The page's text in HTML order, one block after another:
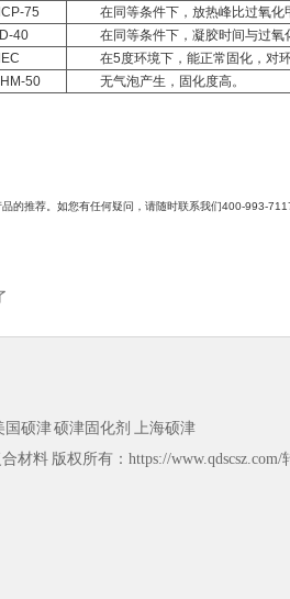
75
在同等条件下，放热峰比过氧化
40 在同等条件下，凝胶时间与过
在5度环境下，能正常固化，对
50 无气泡产生，固化度高。
的推荐。如您有任何疑问，请随时联系我们400-993-
国硕津硕津固化剂 上海硕津
材料 版权所有：https://